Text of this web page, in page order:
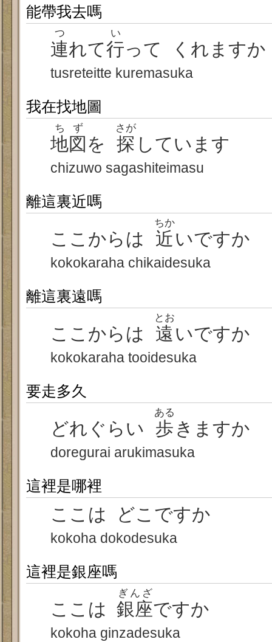
能帶我去嗎
連
つ
れて行
い
って くれますか
tusreteitte kuremasuka
我在找地圖
地図
ちず
を 探
さが
しています
chizuwo sagashiteimasu
離這裏近嗎
ここからは 近
ちか
いですか
kokokaraha chikaidesuka
離這裏遠嗎
ここからは 遠
とお
いですか
kokokaraha tooidesuka
要走多久
どれぐらい 歩
ある
きますか
doregurai arukimasuka
這裡是哪裡
ここは どこですか
kokoha dokodesuka
這裡是銀座嗎
ここは 銀座
ぎんざ
ですか
kokoha ginzadesuka